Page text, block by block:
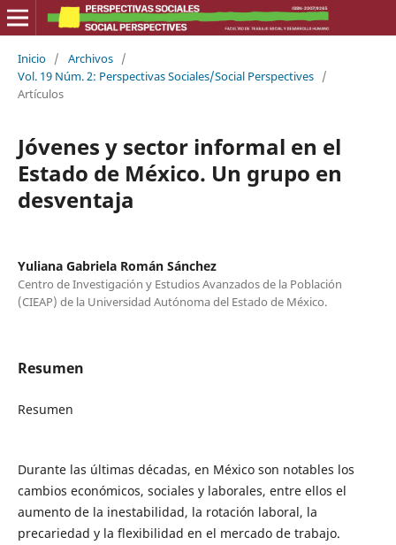
Inicio / Archivos /
Vol. 19 Núm. 2: Perspectivas Sociales/Social Perspectives /
Artículos
Jóvenes y sector informal en el
Estado de México. Un grupo en
desventaja
Yuliana Gabriela Román Sánchez
Centro de Investigación y Estudios Avanzados de la Población
(CIEAP) de la Universidad Autónoma del Estado de México.
Resumen
Resumen
Durante las últimas décadas, en México son notables los
cambios económicos, sociales y laborales, entre ellos el
aumento de la inestabilidad, la rotación laboral, la
precariedad y la flexibilidad en el mercado de trabajo.